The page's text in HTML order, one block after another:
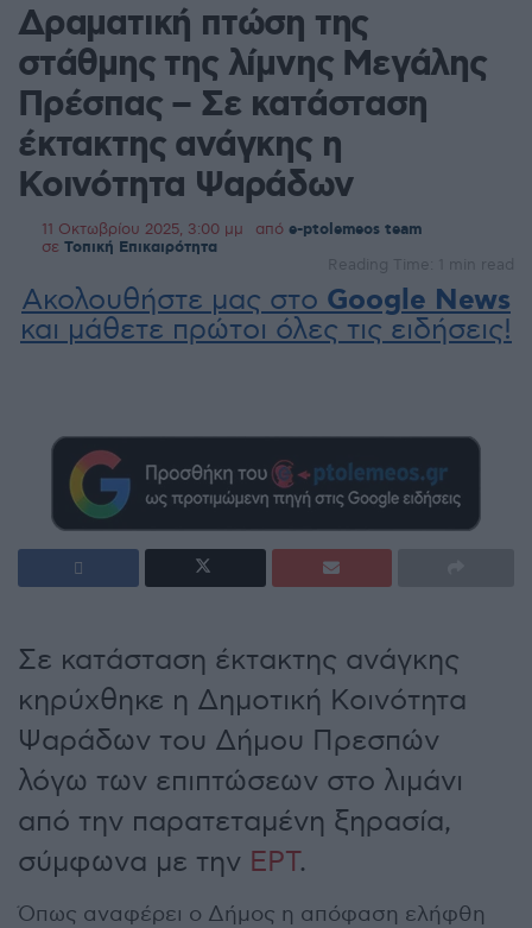
Δραματική πτώση της
στάθμης της λίμνης Μεγάλης
Πρέσπας – Σε κατάσταση
έκτακτης ανάγκης η
Κοινότητα Ψαράδων
11 Οκτωβρίου 2025, 3:00 μμ από e-ptolemeos team
σε Τοπική Επικαιρότητα
Reading Time: 1 min read
Ακολουθήστε μας στο Google News
και μάθετε πρώτοι όλες τις ειδήσεις!
Σε κατάσταση έκτακτης ανάγκης
κηρύχθηκε η Δημοτική Κοινότητα
Ψαράδων του Δήμου Πρεσπών
λόγω των επιπτώσεων στο λιμάνι
από την παρατεταμένη ξηρασία,
σύμφωνα με την ΕΡΤ.
Όπως αναφέρει ο Δήμος η απόφαση ελήφθη